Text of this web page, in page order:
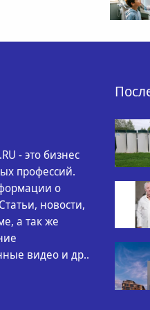
- это бизнес
профессий.
о
новости,
а так же
видео и др..